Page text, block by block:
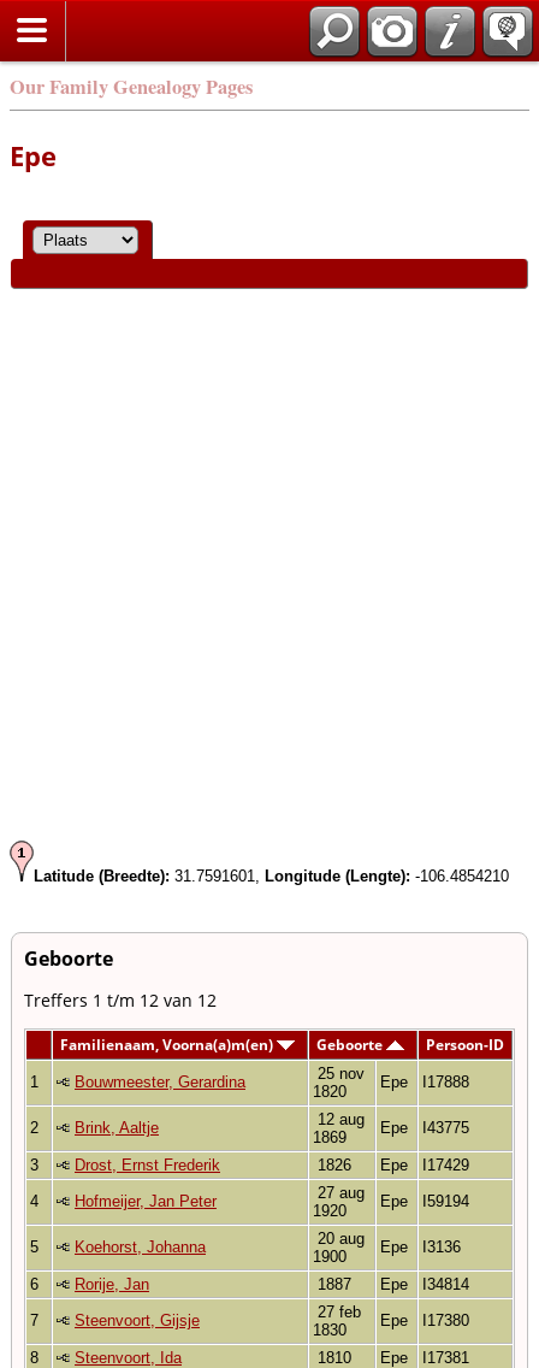
Our Family Genealogy Pages
Epe
Latitude (Breedte): 31.7591601, Longitude (Lengte): -106.4854210
Geboorte
Treffers 1 t/m 12 van 12
Familienaam, Voorna(a)m(en) Geboorte Persoon-ID
1 Bouwmeester, Gerardina
25 nov
1820
Epe I17888
2 Brink, Aaltje
12 aug
1869
Epe I43775
3 Drost, Ernst Frederik 1826 Epe
I17429
4
Hofmeijer, Jan Peter
27 aug
1920
Epe I59194
5 Koehorst, Johanna
20 aug
1900
Epe I3136
6 Rorije, Jan 1887 Epe
I34814
7
Steenvoort, Gijsje
27 feb
1830
Epe I17380
8 Steenvoort, Ida 1810 Epe
I17381